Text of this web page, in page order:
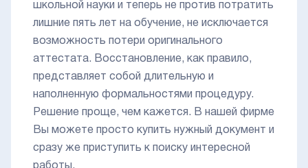
школьной науки и теперь не против потратить
лишние пять лет на обучение, не исключается
возможность потери оригинального
аттестата. Восстановление, как правило,
представляет собой длительную и
наполненную формальностями процедуру.
Решение проще, чем кажется. В нашей фирме
Вы можете просто купить нужный документ и
сразу же приступить к поиску интересной